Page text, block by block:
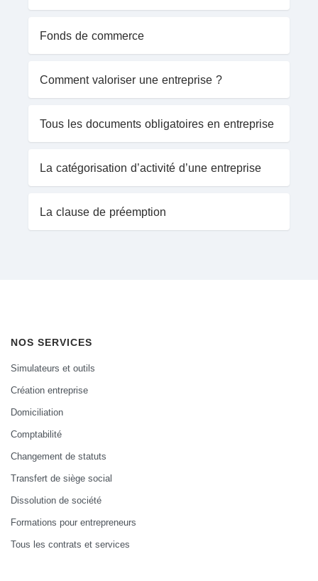
Fonds de commerce
Comment valoriser une entreprise ?
Tous les documents obligatoires en entreprise
La catégorisation d’activité d’une entreprise
La clause de préemption
NOS SERVICES
Simulateurs et outils
Création entreprise
Domiciliation
Comptabilité
Changement de statuts
Transfert de siège social
Dissolution de société
Formations pour entrepreneurs
Tous les contrats et services